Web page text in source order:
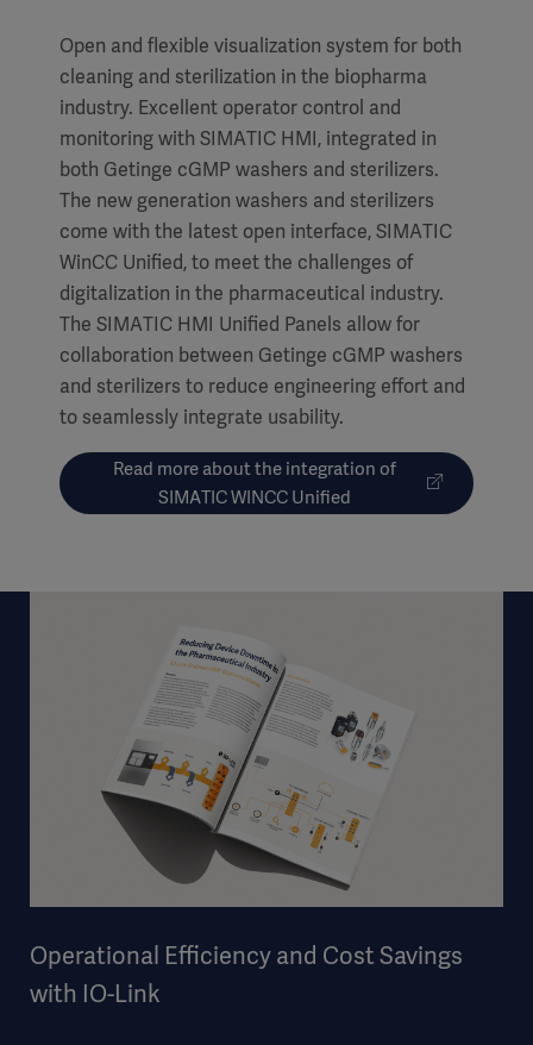
Open and flexible visualization system for both
cleaning and sterilization in the biopharma
industry. Excellent operator control and
monitoring with SIMATIC HMI, integrated in
both Getinge cGMP washers and sterilizers.
The new generation washers and sterilizers
come with the latest open interface, SIMATIC
WinCC Unified, to meet the challenges of
digitalization in the pharmaceutical industry.
The SIMATIC HMI Unified Panels allow for
collaboration between Getinge cGMP washers
and sterilizers to reduce engineering effort and
to seamlessly integrate usability.
Read more about the integration of
SIMATIC WINCC Unified
Operational Efficiency and Cost Savings
with IO-Link